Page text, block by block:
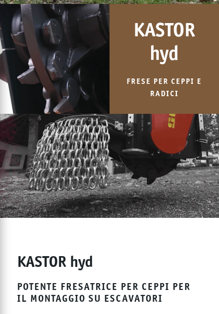
KASTOR
hyd
FRESE PER CEPPI E
RADICI
KASTOR hyd
POTENTE FRESATRICE PER CEPPI PER
IL MONTAGGIO SU ESCAVATORI